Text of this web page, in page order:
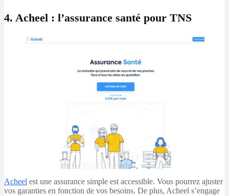
4. Acheel : l’assurance santé pour TNS
Acheel est une assurance simple est accessible. Vous pourrez ajuster
vos garanties en fonction de vos besoins. De plus, Acheel s’engage